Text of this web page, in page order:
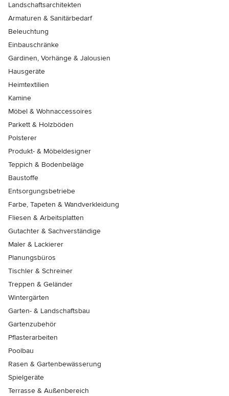
Landschaftsarchitekten
Armaturen & Sanitärbedarf
Beleuchtung
Einbauschränke
Gardinen, Vorhänge & Jalousien
Hausgeräte
Heimtextilien
Kamine
Möbel & Wohnaccessoires
Parkett & Holzböden
Polsterer
Produkt- & Möbeldesigner
Teppich & Bodenbeläge
Baustoffe
Entsorgungsbetriebe
Farbe, Tapeten & Wandverkleidung
Fliesen & Arbeitsplatten
Gutachter & Sachverständige
Maler & Lackierer
Planungsbüros
Tischler & Schreiner
Treppen & Geländer
Wintergärten
Garten- & Landschaftsbau
Gartenzubehör
Pflasterarbeiten
Poolbau
Rasen & Gartenbewässerung
Spielgeräte
Terrasse & Außenbereich